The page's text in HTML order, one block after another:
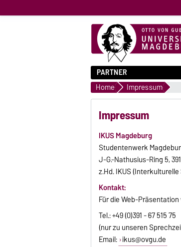
PARTNER
Home Impressum
Impressum
IKUS Magdeburg
Studentenwerk
J-G.-Nathusius-Ring 5,
z.Hd. IKUS
Kontakt:
Für die Web-
Tel.: +49 (0)391 - 67 515 75
(nur zu unseren
Email: ikus@ovgu.de